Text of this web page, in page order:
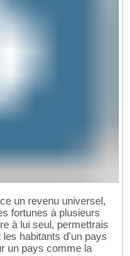
un revenu universel,
fortunes à plusieurs
à lui seul, permettrais
habitants d'un pays
un pays comme la